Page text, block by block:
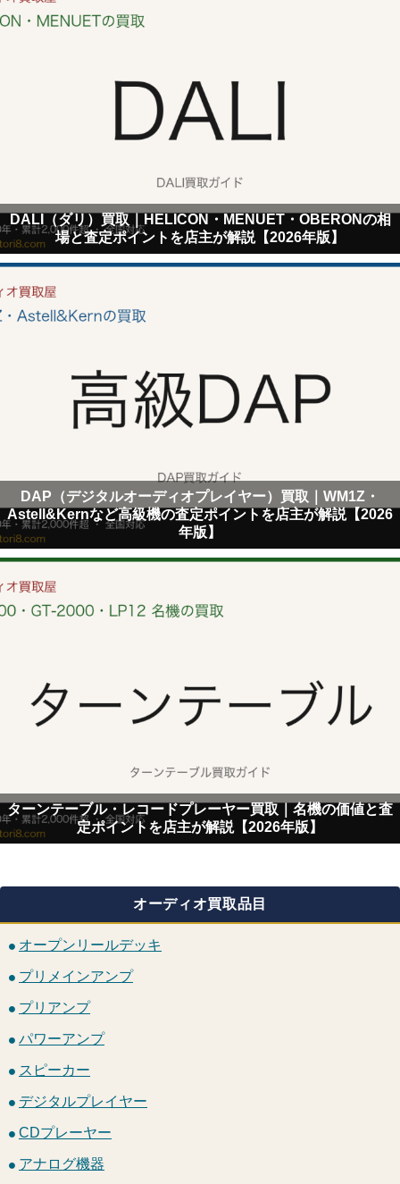
DALI（ダリ）買取｜HELICON・MENUET・OBERONの相
場と査定ポイントを店主が解説【2026年版】
DAP（デジタルオーディオプレイヤー）買取｜WM1Z・
Astell&Kernなど高級機の査定ポイントを店主が解説【2026
年版】
ターンテーブル・レコードプレーヤー買取｜名機の価値と査
定ポイントを店主が解説【2026年版】
オーディオ買取品目
オープンリールデッキ
プリメインアンプ
プリアンプ
パワーアンプ
スピーカー
デジタルプレイヤー
CDプレーヤー
アナログ機器